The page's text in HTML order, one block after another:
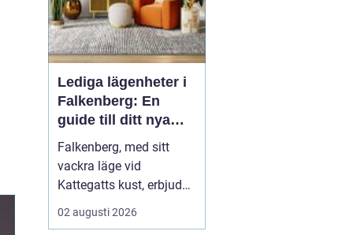
Lediga lägenheter i
Falkenberg: En
guide till ditt nya
hem
Falkenberg, med sitt
vackra läge vid
Kattegatts kust, erbjuder
en unik livsupplevelse
för privatpersoner och
02 augusti 2026